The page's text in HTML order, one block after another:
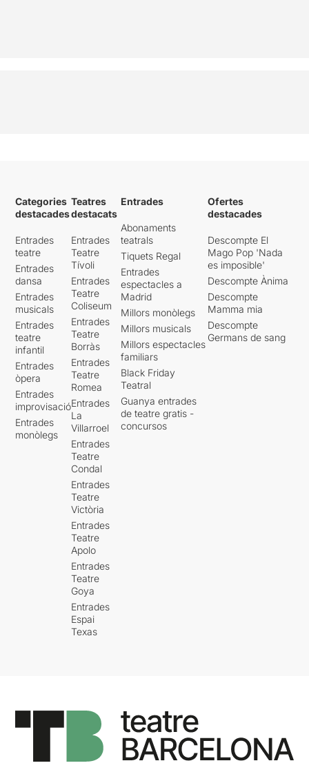
Categories
destacades
Entrades
teatre
Entrades
dansa
Entrades
musicals
Entrades
teatre
infantil
Entrades
òpera
Entrades
improvisació
Entrades
monòlegs
Teatres
destacats
Entrades
Teatre
Tívoli
Entrades
Teatre
Coliseum
Entrades
Teatre
Borràs
Entrades
Teatre
Romea
Entrades
La
Villarroel
Entrades
Teatre
Condal
Entrades
Teatre
Victòria
Entrades
Teatre
Apolo
Entrades
Teatre
Goya
Entrades
Espai
Texas
Entrades
Abonaments
teatrals
Tiquets Regal
Entrades
espectacles a
Madrid
Millors monòlegs
Millors musicals
Millors espectacles
familiars
Black Friday
Teatral
Guanya entrades
de teatre gratis -
concursos
Ofertes
destacades
Descompte El
Mago Pop 'Nada
es imposible'
Descompte Ànima
Descompte
Mamma mia
Descompte
Germans de sang